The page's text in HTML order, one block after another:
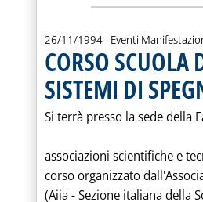
26/11/1994- Eventi
CORSO SCUOLA
SISTEMI DI
Si terrà presso la sede della
associazioni scientifiche e
corso organizzato
(Aiia - Sezione italiana della